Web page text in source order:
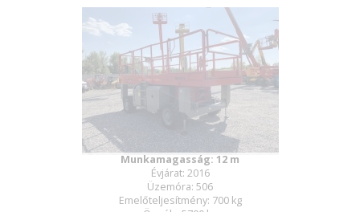
Munkamagasság: 12 m
Évjárat: 2016
Üzemóra: 506
Emelőteljesítmény: 700 kg